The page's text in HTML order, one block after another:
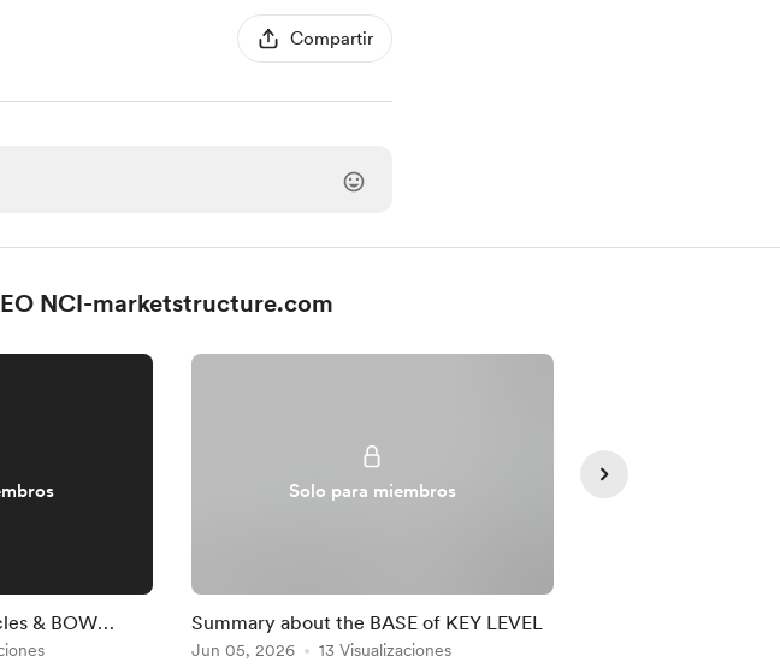
Compartir
NCI-marketstructure.com
Solo para miembros
Summary about the BASE of KEY LEVEL
Jun 05, 2026 13 Visualizaciones